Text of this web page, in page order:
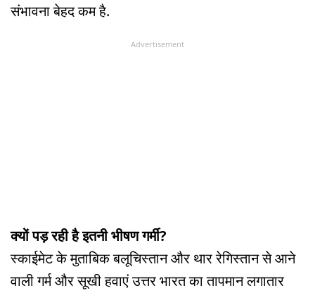
संभावना बेहद कम है.
Advertisement
क्यों पड़ रही है इतनी भीषण गर्मी?
स्काईमेट के मुताबिक बलूचिस्तान और थार रेगिस्तान से आने
वाली गर्म और सूखी हवाएं उत्तर भारत का तापमान लगातार